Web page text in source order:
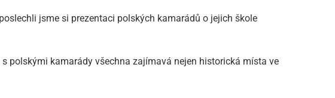
jsme si prezentaci polských kamarádů o jejich škole
polskými kamarády všechna zajímavá nejen historická místa ve